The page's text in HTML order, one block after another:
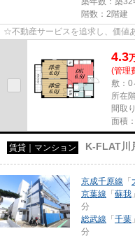
階数：2階建
☆不動産サービスを追求し、価値
4.3
(管理
敷：0
所在
間取
面積
賃貸｜マンション K-FLAT川
京成千原線 「
京葉線 「蘇我
分
総武線 「千葉
分